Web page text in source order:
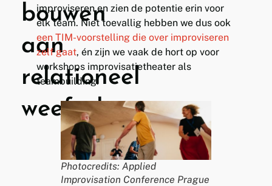
bouwen
aan
relationeel
weefsel
improviseren en zien de potentie erin voor
elk team. Niet toevallig hebben we dus ook
een TIM-voorstelling die over improviseren
zelf gaat, én zijn we vaak de hort op voor
workshops improvisatietheater als
teambuilding.
Photocredits: Applied
Improvisation Conference Prague